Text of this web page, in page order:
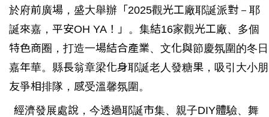
於府前廣場，盛大舉辦「2025觀光工廠耶誕派對－耶
誕來嘉，平安OH YA！」。集結16家觀光工廠、多個
特色商圈，打造一場結合產業、文化與節慶氛圍的冬日
嘉年華。縣長翁章梁化身耶誕老人發糖果，吸引大小朋
友爭相排隊，感受溫馨氛圍。
經濟發展處說，今透過耶誕市集、親子DIY體驗、舞